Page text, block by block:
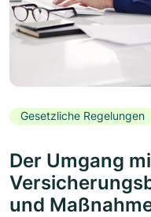
Gesetzliche Regelungen
Der Umgang
und